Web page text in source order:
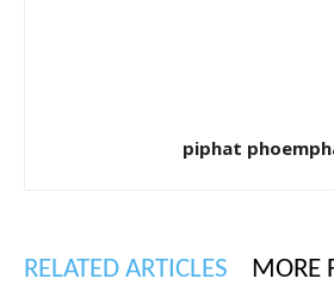
piphat
RELATED ARTICLES MORE